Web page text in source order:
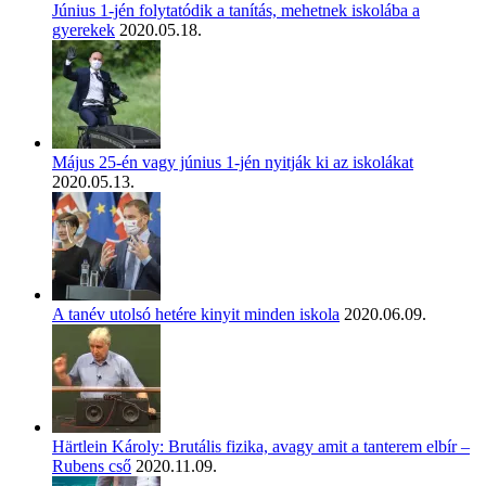
Június 1-jén folytatódik a tanítás, mehetnek iskolába a
gyerekek 2020.05.18.
Május 25-én vagy június 1-jén nyitják ki az iskolákat
2020.05.13.
A tanév utolsó hetére kinyit minden iskola 2020.06.09.
Härtlein Károly: Brutális fizika, avagy amit a tanterem elbír –
Rubens cső 2020.11.09.